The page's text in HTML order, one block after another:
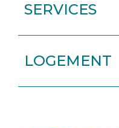
SERVICES
LOGEMENT